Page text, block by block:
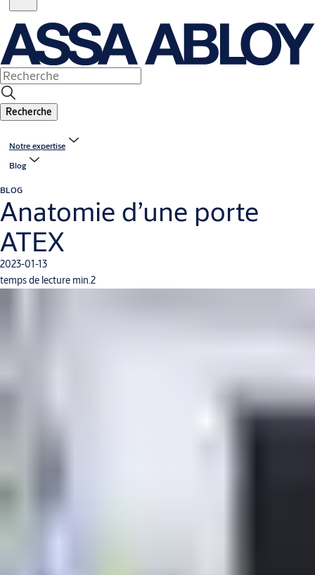
Recherche
Notre expertise
Blog
BLOG
Anatomie d’une porte
ATEX
2023-01-13
temps de lecture min.2